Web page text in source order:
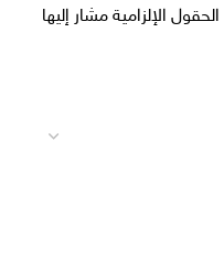
الحقول الإلزامية مشار إليها